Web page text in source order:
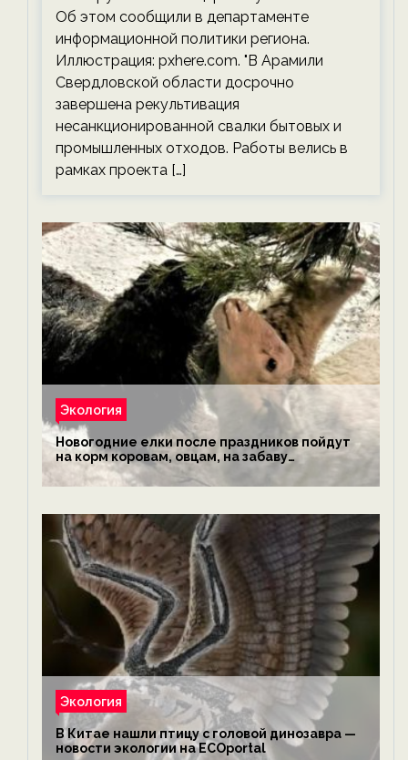
Об этом сообщили в департаменте
информационной политики региона.
Иллюстрация: pxhere.com. "В Арамили
Свердловской области досрочно
завершена рекультивация
несанкционированной свалки бытовых и
промышленных отходов. Работы велись в
рамках проекта […]
Экология
Новогодние елки после праздников пойдут
на корм коровам, овцам, на забаву
обезьянам, львам и леопардам — новости
экологии на ECOportal
Экология
В Китае нашли птицу с головой динозавра —
новости экологии на ECOportal